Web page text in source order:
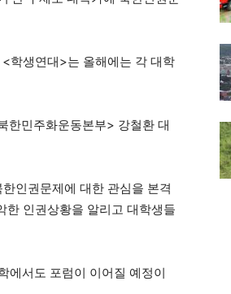
<학생연대>는 올해에는 각 대학
한민주화운동본부> 강철환 대
인권문제에 대한 관심을 본격
한 인권상황을 알리고 대학생들
에서도 포럼이 이어질 예정이